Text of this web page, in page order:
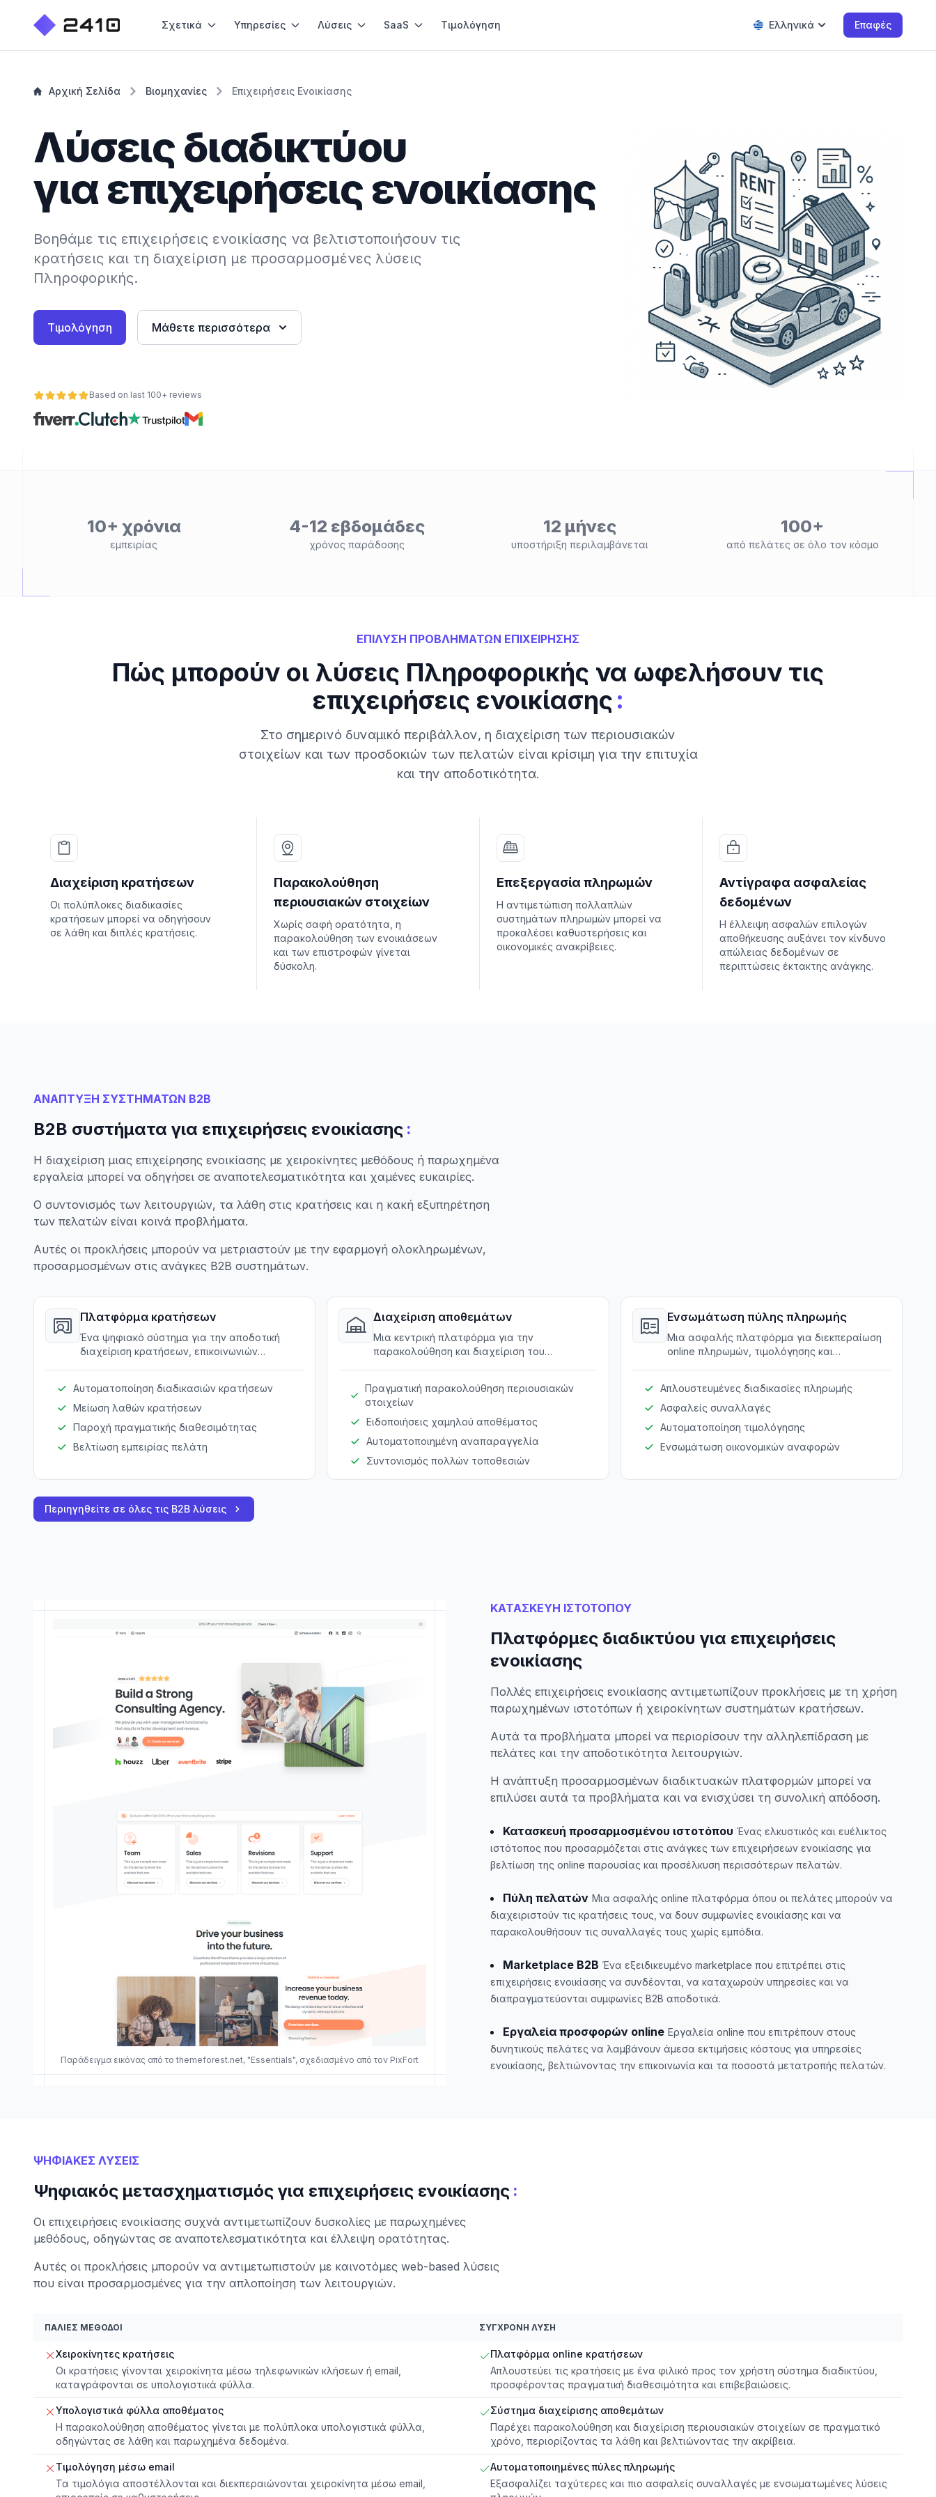
Σχετικά Υπηρεσίες Λύσεις SaaS Τιμολόγηση Ελληνικά Επαφές
Αρχική Σελίδα Βιομηχανίες Επιχειρήσεις Ενοικίασης
Λύσεις διαδικτύου
για επιχειρήσεις ενοικίασης
Βοηθάμε τις επιχειρήσεις ενοικίασης να βελτιστοποιήσουν τις
κρατήσεις και τη διαχείριση με προσαρμοσμένες λύσεις
Πληροφορικής.
Τιμολόγηση Μάθετε περισσότερα
Based on last 100+ reviews
10+ χρόνια
εμπειρίας
4-12 εβδομάδες
χρόνος παράδοσης
12 μήνες
υποστήριξη περιλαμβάνεται
100+
από πελάτες σε όλο τον κόσμο
ΕΠΙΛΥΣΗ ΠΡΟΒΛΗΜΑΤΩΝ ΕΠΙΧΕΙΡΗΣΗΣ
Πώς μπορούν οι λύσεις Πληροφορικής να ωφελήσουν τις
επιχειρήσεις ενοικίασης:
Στο σημερινό δυναμικό περιβάλλον, η διαχείριση των περιουσιακών
στοιχείων και των προσδοκιών των πελατών είναι κρίσιμη για την επιτυχία
και την αποδοτικότητα.
Διαχείριση κρατήσεων
Οι πολύπλοκες διαδικασίες
κρατήσεων μπορεί να οδηγήσουν
σε λάθη και διπλές κρατήσεις.
Παρακολούθηση
περιουσιακών στοιχείων
Χωρίς σαφή ορατότητα, η
παρακολούθηση των ενοικιάσεων
και των επιστροφών γίνεται
δύσκολη.
Επεξεργασία πληρωμών
Η αντιμετώπιση πολλαπλών
συστημάτων πληρωμών μπορεί να
προκαλέσει καθυστερήσεις και
οικονομικές ανακρίβειες.
Αντίγραφα ασφαλείας
δεδομένων
Η έλλειψη ασφαλών επιλογών
αποθήκευσης αυξάνει τον κίνδυνο
απώλειας δεδομένων σε
περιπτώσεις έκτακτης ανάγκης.
ΑΝΑΠΤΥΞΗ ΣΥΣΤΗΜΑΤΩΝ B2B
B2B συστήματα για επιχειρήσεις ενοικίασης :
Η διαχείριση μιας επιχείρησης ενοικίασης με χειροκίνητες μεθόδους ή παρωχημένα
εργαλεία μπορεί να οδηγήσει σε αναποτελεσματικότητα και χαμένες ευκαιρίες.
Ο συντονισμός των λειτουργιών, τα λάθη στις κρατήσεις και η κακή εξυπηρέτηση
των πελατών είναι κοινά προβλήματα.
Αυτές οι προκλήσεις μπορούν να μετριαστούν με την εφαρμογή ολοκληρωμένων,
προσαρμοσμένων στις ανάγκες B2B συστημάτων.
Πλατφόρμα κρατήσεων
Ένα ψηφιακό σύστημα για την αποδοτική
διαχείριση κρατήσεων, επικοινωνιών
Αυτοματοποίηση διαδικασιών κρατήσεων
Μείωση λαθών κρατήσεων
Παροχή πραγματικής διαθεσιμότητας
Βελτίωση εμπειρίας πελάτη
Διαχείριση αποθεμάτων
Μια κεντρική πλατφόρμα για την
παρακολούθηση και διαχείριση του
Πραγματική παρακολούθηση περιουσιακών
στοιχείων
Ειδοποιήσεις χαμηλού αποθέματος
Αυτοματοποιημένη αναπαραγγελία
Συντονισμός πολλών τοποθεσιών
Ενσωμάτωση πύλης πληρωμής
Μια ασφαλής πλατφόρμα για διεκπεραίωση
online πληρωμών, τιμολόγησης και
Απλουστευμένες διαδικασίες πληρωμής
Ασφαλείς συναλλαγές
Αυτοματοποίηση τιμολόγησης
Ενσωμάτωση οικονομικών αναφορών
Περιηγηθείτε σε όλες τις B2B λύσεις
Παράδειγμα εικόνας από το themeforest.net, "Essentials", σχεδιασμένο από τον PixFort
ΚΑΤΑΣΚΕΥΗ ΙΣΤΟΤΟΠΟΥ
Πλατφόρμες διαδικτύου για επιχειρήσεις
ενοικίασης
Πολλές επιχειρήσεις ενοικίασης αντιμετωπίζουν προκλήσεις με τη χρήση
παρωχημένων ιστοτόπων ή χειροκίνητων συστημάτων κρατήσεων.
Αυτά τα προβλήματα μπορεί να περιορίσουν την αλληλεπίδραση με
πελάτες και την αποδοτικότητα λειτουργιών.
Η ανάπτυξη προσαρμοσμένων διαδικτυακών πλατφορμών μπορεί να
επιλύσει αυτά τα προβλήματα και να ενισχύσει τη συνολική απόδοση.
Κατασκευή προσαρμοσμένου ιστοτόπου Ένας ελκυστικός και ευέλικτος
ιστότοπος που προσαρμόζεται στις ανάγκες των επιχειρήσεων ενοικίασης για
βελτίωση της online παρουσίας και προσέλκυση περισσότερων πελατών.
Πύλη πελατών Μια ασφαλής online πλατφόρμα όπου οι πελάτες μπορούν να
διαχειριστούν τις κρατήσεις τους, να δουν συμφωνίες ενοικίασης και να
παρακολουθήσουν τις συναλλαγές τους χωρίς εμπόδια.
Marketplace B2B Ένα εξειδικευμένο marketplace που επιτρέπει στις
επιχειρήσεις ενοικίασης να συνδέονται, να καταχωρούν υπηρεσίες και να
διαπραγματεύονται συμφωνίες B2B αποδοτικά.
Εργαλεία προσφορών online Εργαλεία online που επιτρέπουν στους
δυνητικούς πελάτες να λαμβάνουν άμεσα εκτιμήσεις κόστους για υπηρεσίες
ενοικίασης, βελτιώνοντας την επικοινωνία και τα ποσοστά μετατροπής πελατών.
ΨΗΦΙΑΚΕΣ ΛΥΣΕΙΣ
Ψηφιακός μετασχηματισμός για επιχειρήσεις ενοικίασης :
Οι επιχειρήσεις ενοικίασης συχνά αντιμετωπίζουν δυσκολίες με παρωχημένες
μεθόδους, οδηγώντας σε αναποτελεσματικότητα και έλλειψη ορατότητας.
Αυτές οι προκλήσεις μπορούν να αντιμετωπιστούν με καινοτόμες web-based λύσεις
που είναι προσαρμοσμένες για την απλοποίηση των λειτουργιών.
ΠΑΛΙΈΣ ΜΈΘΟΔΟΙ ΣΎΓΧΡΟΝΗ ΛΎΣΗ
Χειροκίνητες κρατήσεις
Οι κρατήσεις γίνονται χειροκίνητα μέσω τηλεφωνικών κλήσεων ή email,
καταγράφονται σε υπολογιστικά φύλλα.
Πλατφόρμα online κρατήσεων
Απλουστεύει τις κρατήσεις με ένα φιλικό προς τον χρήστη σύστημα διαδικτύου,
προσφέροντας πραγματική διαθεσιμότητα και επιβεβαιώσεις.
Υπολογιστικά φύλλα αποθέματος
Η παρακολούθηση αποθέματος γίνεται με πολύπλοκα υπολογιστικά φύλλα,
οδηγώντας σε λάθη και παρωχημένα δεδομένα.
Σύστημα διαχείρισης αποθεμάτων
Παρέχει παρακολούθηση και διαχείριση περιουσιακών στοιχείων σε πραγματικό
χρόνο, περιορίζοντας τα λάθη και βελτιώνοντας την ακρίβεια.
Τιμολόγηση μέσω email
Τα τιμολόγια αποστέλλονται και διεκπεραιώνονται χειροκίνητα μέσω email,
Αυτοματοποιημένες πύλες πληρωμής
Εξασφαλίζει ταχύτερες και πιο ασφαλείς συναλλαγές με ενσωματωμένες λύσεις